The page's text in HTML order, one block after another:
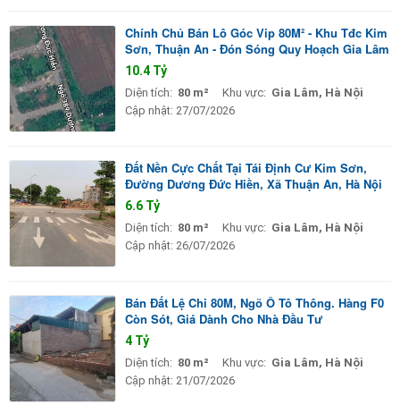
Chính Chủ Bán Lô Góc Vip 80M² - Khu Tđc Kim
Sơn, Thuận An - Đón Sóng Quy Hoạch Gia Lâm
10.4 Tỷ
Diện tích: 80 m² Khu vực: Gia Lâm, Hà Nội
Cập nhật: 27/07/2026
Đất Nền Cực Chất Tại Tái Định Cư Kim Sơn,
Đường Dương Đức Hiền, Xã Thuận An, Hà Nội
6.6 Tỷ
Diện tích: 80 m² Khu vực: Gia Lâm, Hà Nội
Cập nhật: 26/07/2026
Bán Đất Lệ Chi 80M, Ngõ Ô Tô Thông. Hàng F0
Còn Sót, Giá Dành Cho Nhà Đầu Tư
4 Tỷ
Diện tích: 80 m² Khu vực: Gia Lâm, Hà Nội
Cập nhật: 21/07/2026